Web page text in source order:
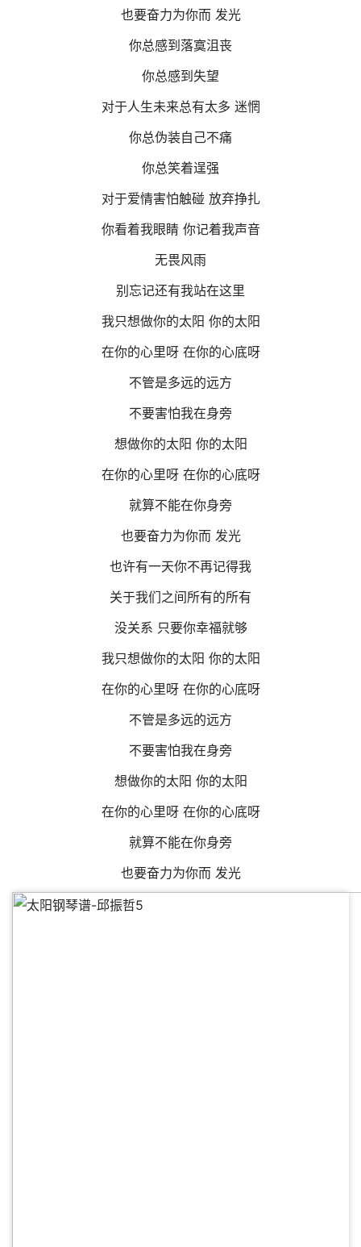
也要奋力为你而 发光
你总感到落寞沮丧
你总感到失望
对于人生未来总有太多 迷惘
你总伪装自己不痛
你总笑着逞强
对于爱情害怕触碰 放弃挣扎
你看着我眼睛 你记着我声音
无畏风雨
别忘记还有我站在这里
我只想做你的太阳 你的太阳
在你的心里呀 在你的心底呀
不管是多远的远方
不要害怕我在身旁
想做你的太阳 你的太阳
在你的心里呀 在你的心底呀
就算不能在你身旁
也要奋力为你而 发光
也许有一天你不再记得我
关于我们之间所有的所有
没关系 只要你幸福就够
我只想做你的太阳 你的太阳
在你的心里呀 在你的心底呀
不管是多远的远方
不要害怕我在身旁
想做你的太阳 你的太阳
在你的心里呀 在你的心底呀
就算不能在你身旁
也要奋力为你而 发光